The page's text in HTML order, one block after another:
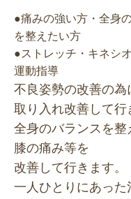
●痛みの強い方・全身
を整えたい方
●ストレッチ・キネシ
運動指導
不良姿勢の改善の
取り入れ改善して行
全身のバランスを整
膝の痛み等を
改善して行きます。
一人ひとりにあった